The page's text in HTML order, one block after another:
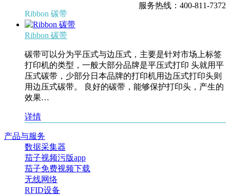
服务热线：400-811-7372
Ribbon 碳带
Ribbon 碳带
碳带可以分为平压式与边压式，主要是针对市场上标签
打印机的类型，一般大部分品牌是平压式打印 头就用平
压式碳带，少部分日本品牌的打印机用边压式打印头则
用边压式碳带。 良好的碳带，能够保护打印头，产生的
效果…
详情
产品与服务
数据采集器
茄子视频污版app
茄子免费视频下载
无线网络
RFID设备